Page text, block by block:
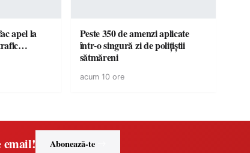
apel la
în trafic…
Peste 350 de amenzi aplicate
într-o singură zi de polițiștii
sătmăreni
acum 10 ore
email! Abonează-te